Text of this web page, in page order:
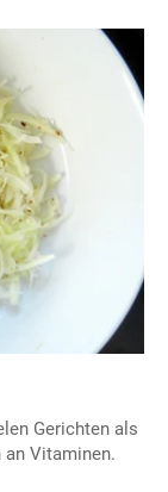
Gerichten als
an Vitaminen.